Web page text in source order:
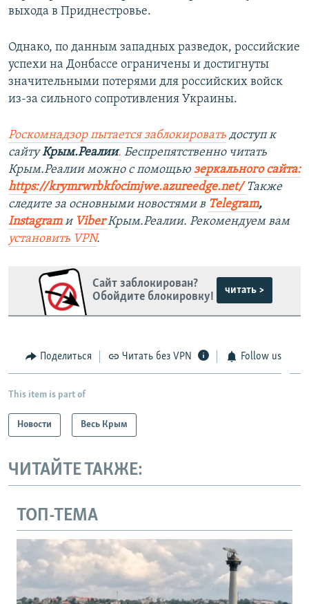
выхода в Приднестровье.
Однако, по данным западных разведок, российские
успехи на Донбассе ограничены и достигнуты
значительными потерями для российских войск
из-за сильного сопротивления Украины.
Роскомнадзор пытается заблокировать доступ к
сайтуКрым.Реалии. Беспрепятственно читать
Крым.Реалии можно с помощью зеркального сайта:
https://krymrwrbkfocimjwe.azureedge.net/ Также
следите за основными новостями в Telegram,
Instagram и ViberКрым.Реалии. Рекомендуем вам
установить VPN.
Сайт заблокирован?
Обойдите блокировку!
читать >
Поделиться Читать без VPN Follow us
This item is part of
Новости Весь Крым
ЧИТАЙТЕ ТАКЖЕ:
ТОП-ТЕМА